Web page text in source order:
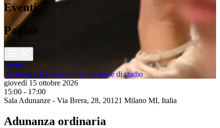
Eventi
Pagine
Home
Archivio e Biblioteca Premi e borse di studio
giovedì 15 ottobre 2026
15:00 - 17:00
Sala Adunanze - Via Brera, 28, 20121 Milano MI, Italia
Adunanza ordinaria